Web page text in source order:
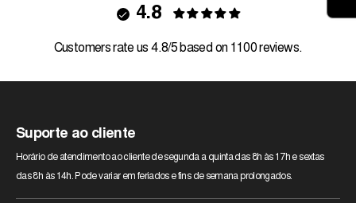
4.8
Customers rate us 4.8/5 based on 1100 reviews.
Suporte ao cliente
Horário de atendimento ao cliente de segunda a quinta das 8h às 17h e sextas
das 8h às 14h. Pode variar em feriados e fins de semana prolongados.